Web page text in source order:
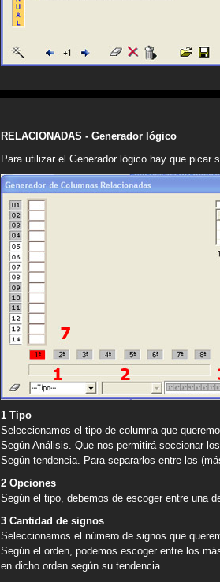
RELACIONADAS - Generador lógico
Para utilizar el Generador lógico hay que picar
1 Tipo
Seleccionamos el tipo de columna que
Según Análisis. Que nos permitirá seccionar
Según tendencia. Para separarlos entre los
2 Opciones
Según el tipo, debemos de escoger entre una
3 Cantidad de signos
Seleccionamos el número de signos que
Según el orden, podemos escoger entre los
en dicho orden según su tendencia